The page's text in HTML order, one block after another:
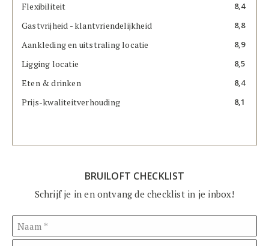
Flexibiliteit 8,4
Gastvrijheid - klantvriendelijkheid 8,8
Aankleding en uitstraling locatie 8,9
Ligging locatie 8,5
Eten & drinken 8,4
Prijs-kwaliteitverhouding 8,1
BRUILOFT CHECKLIST
Schrijf je in en ontvang de checklist in je inbox!